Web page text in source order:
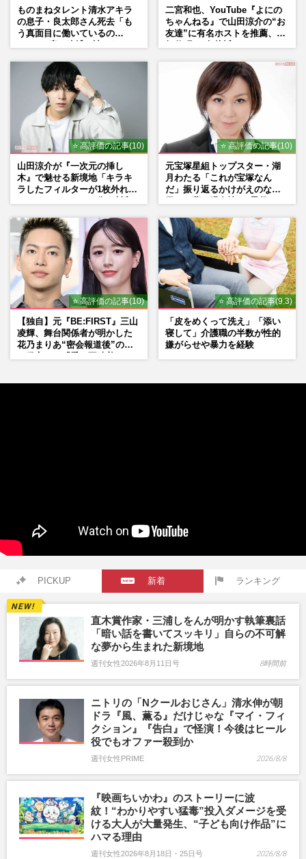
ものまねタレント清水アキラ
の息子・良太郎さん死去「も
う真面目に働いているの
二宮和也、YouTube『よにの
ちゃんねる』で山田涼介の“お
友達”に有名ホストを推薦、歌
⭐ 高評価の記事(10)
山田涼介が『一次元の挿し
木』で魅せる新境地「キラキ
ラしたフィルターが1枚外れて
⭐ 高評価の記事(10)
元宝塚星組トップスター・湖
月わたる「これが宝塚なん
だ」振り返るかけがえのない
⭐ 高評価の記事(10)
【独自】元『BE:FIRST』三山
凌輝、舞台関係者が明かした
花乃まりあ“密会報道後”の呆
⭐ 高評価の記事(9.3)
「皮をめくって洗え」「添い
寝して」介護職の半数が性的
嫌がらせや暴力を経験
PICKUP 新着 ランキング
直木賞作家・三浦しをんが明かす執筆裏話
「暗い話を書いてスッキリ」自らの不可解
な夢から生まれた新境地
週刊女性2026年8月11日号 8時間前
ニトリの「Nクールおじさん」清水伸が朝
ドラ『風、薫る』だけじゃな『マイ・フィ
クション』『告白』で怪演！今後はヒール
役でもオファー殺到か
週刊女性PRIME 2026/8/8
『映画ちいかわ』のストーリーに波
紋！“わかりやすい猛毒”投入ダメージを受
ける大人が大量発生、“子ども向け作品”に
ハマる理由
週刊女性2026年8月18日・25日号 2026/8/8